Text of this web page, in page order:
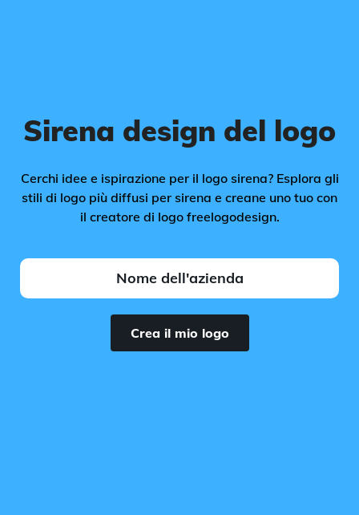
Sirena design del logo
Cerchi idee e ispirazione per il logo sirena? Esplora gli
stili di logo più diffusi per sirena e creane uno tuo con
il creatore di logo freelogodesign.
Crea il mio logo